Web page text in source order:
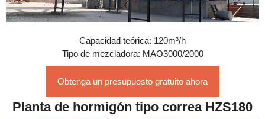
Capacidad teórica: 120m³/h
Tipo de mezcladora: MAO3000/2000
Obtenga un presupuesto gratuito ahora
Planta de hormigón tipo correa HZS180